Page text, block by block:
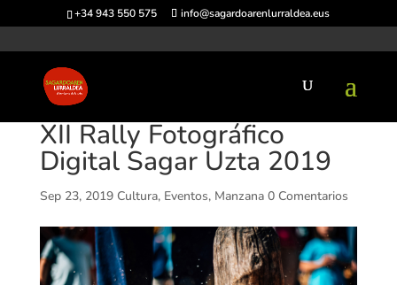
+34 943 550 575 info@sagardoarenlurraldea.eus
XII Rally Fotográfico
Digital Sagar Uzta 2019
Sep 23, 2019 Cultura, Eventos, Manzana 0 Comentarios